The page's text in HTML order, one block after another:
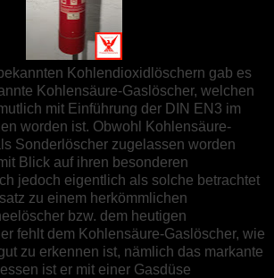
Kohlendioxidlöschern gab es
Kohlensäure-Gaslöscher, welchen
mit Einführung der DIN EN3 im
worden ist. Obwohl Kohlensäure-
Sonderlöscher zugelassen worden
Blick auf ihren besonderen
jedoch eigentlich als solche betrachtet
zu einem herkömmlichen
bzw. dem heutigen
fehlt dem Kohlensäure-Gaslöscher, wie
zu erkennen ist, nämlich das markante
ist er mit einer Gasdüse